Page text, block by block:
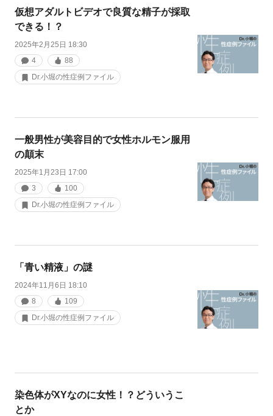
仮想アダルトビデオで良質な精子が採取
できる！？
2025年2月25日 18:30
4
88
Dr.小堀の性症例ファイル
一般男性が美容目的で女性ホルモン服用
の顛末
2025年1月23日 17:00
3
100
Dr.小堀の性症例ファイル
「青い精液」の謎
2024年11月6日 18:10
8
109
Dr.小堀の性症例ファイル
染色体がXYなのに女性！？どういうこ
とか